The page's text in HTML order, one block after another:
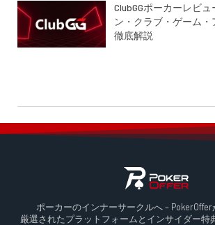
ClubGGポーカーレビ
ン・クラブ・ゲーム
徹底解説
ポーカーのインナーサークルへ –
厳選されたプラットフォームとインサイダー特